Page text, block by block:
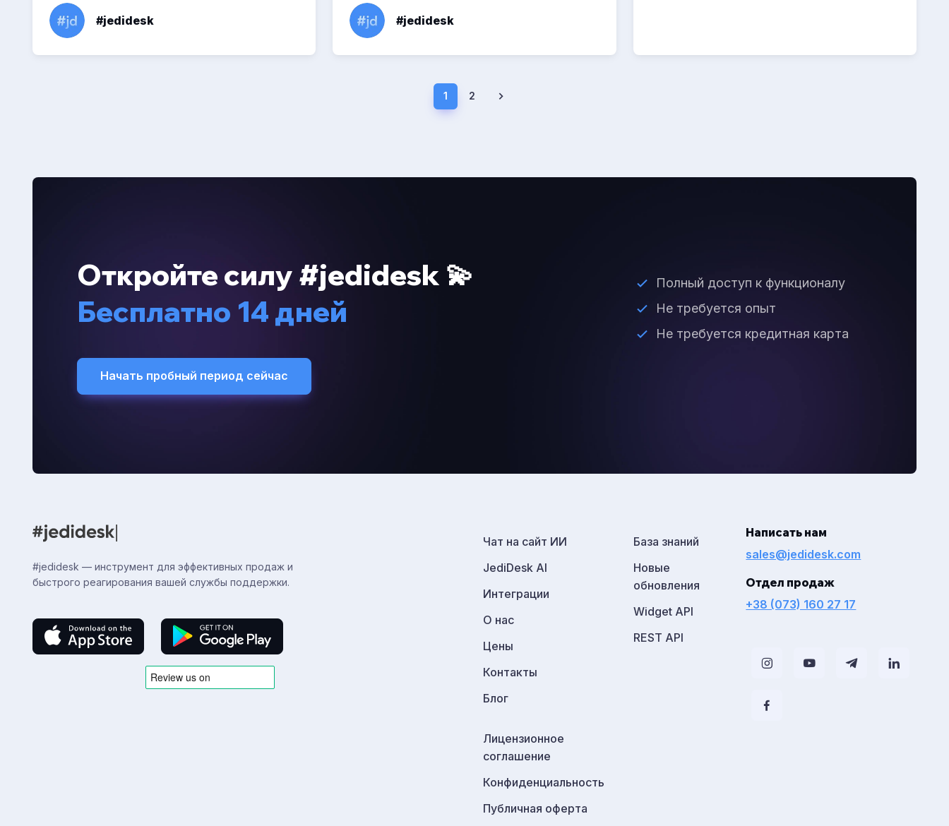
#jedidesk #jedidesk
1 2
Откройте силу #jedidesk 💫
Бесплатно 14 дней
Начать пробный период сейчас
Полный доступ к функционалу
Не требуется опыт
Не требуется кредитная карта
#jedidesk — инструмент для эффективных продаж и
быстрого реагирования вашей службы поддержки.
Чат на сайт ИИ
JediDesk AI
Интеграции
О нас
Цены
Контакты
Блог
Лицензионное
соглашение
Конфиденциальность
Публичная оферта
База знаний
Новые
обновления
Widget API
REST API
Написать нам
sales@jedidesk.com
Отдел продаж
+38 (073) 160 27 17